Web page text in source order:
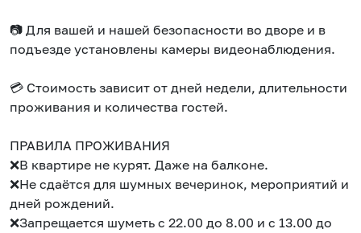
📷 Для вашей и нашей безопасности во дворе и в
подъезде установлены камеры видеонаблюдения.
💳 Стоимость зависит от дней недели, длительности
проживания и количества гостей.
ПРАВИЛА ПРОЖИВАНИЯ
❌В квартире не курят. Даже на балконе.
❌Не сдаётся для шумных вечеринок, мероприятий и
дней рождений.
❌Запрещается шуметь с 22.00 до 8.00 и с 13.00 до